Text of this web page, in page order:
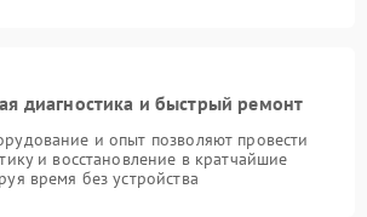
диагностика и быстрый ремонт
и опыт позволяют провести
и восстановление в кратчайшие
время без устройства